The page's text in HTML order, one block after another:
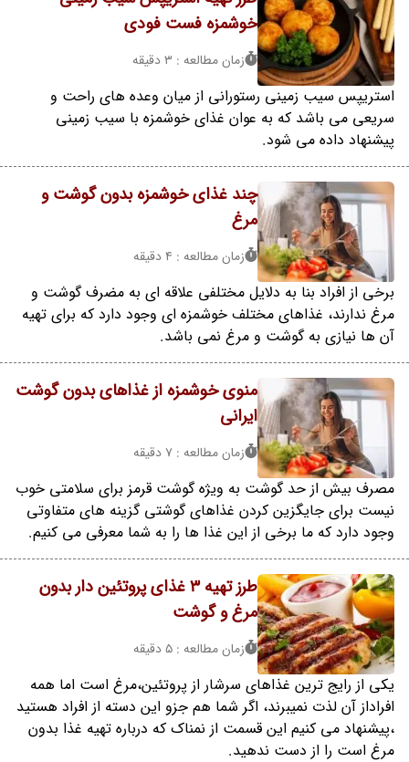
خوشمزه فست فودی
زمان مطالعه : 3 دقیقه
استریپس سیب زمینی رستورانی از میان وعده های راحت و
سریعی می باشد که به عوان غذای خوشمزه با سیب زمینی
پیشنهاد داده می شود.
چند غذای خوشمزه بدون گوشت و
مرغ
زمان مطالعه : 4 دقیقه
برخی از افراد بنا به دلایل مختلفی علاقه ای به مضرف گوشت و
مرغ ندارند، غذاهای مختلف خوشمزه ای وجود دارد که برای تهیه
آن ها نیازی به گوشت و مرغ نمی باشد.
منوی خوشمزه از غذاهای بدون گوشت
ایرانی
زمان مطالعه : 7 دقیقه
مصرف بیش از حد گوشت به ویژه گوشت قرمز برای سلامتی خوب
نیست برای جایگزین کردن غذاهای گوشتی گزینه های متفاوتی
وجود دارد که ما برخی از این غذا ها را به شما معرفی می کنیم.
طرز تهیه 3 غذای پروتئین دار بدون
مرغ و گوشت
زمان مطالعه : 5 دقیقه
یکی از رایج ترین غذاهای سرشار از پروتئین،مرغ است اما همه
افراداز آن لذت نمیبرند، اگر شما هم جزو این دسته از افراد هستید
،پیشنهاد می کنیم این قسمت از نمناک که درباره تهیه غذا بدون
مرغ است را از دست ندهید.